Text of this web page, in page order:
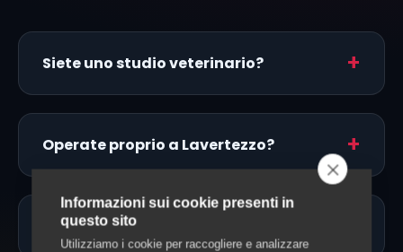
Siete uno studio veterinario?
Operate proprio a Lavertezzo?
Potete accompagnare il mio animale?
Informazioni sui cookie presenti in
questo sito
Utilizziamo i cookie per raccogliere e analizzare